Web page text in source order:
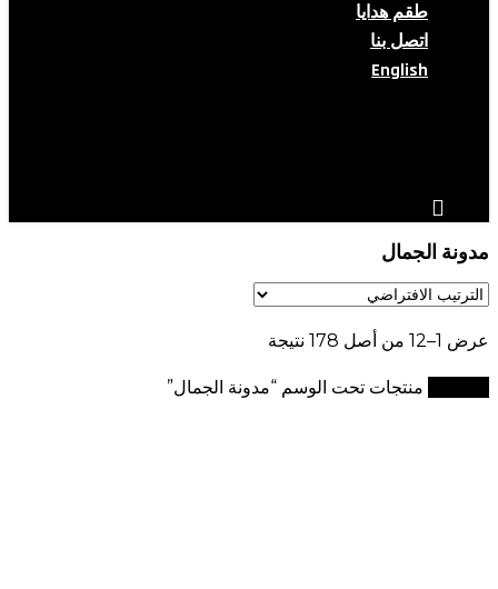
طقم هدايا
اتصل بنا
English
مدونة الجمال
عرض 1–12 من أصل 178 نتيجة
منتجات تحت الوسم “مدونة الجمال”